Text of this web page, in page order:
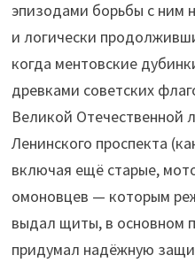
эпизодами борьбы с ним
и логически
когда ментовские
древками советских
Великой Отечественной
Ленинского проспекта
включая ещё старые,
омоновцев — которым
выдал щиты, в основном
придумал надёжную